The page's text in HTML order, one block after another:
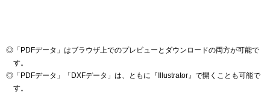
◎ 「PDFデータ」はブラウザ上でのプレビューとダウンロードの両方が可能で
す。
◎ 「PDFデータ」「DXFデータ」は、ともに『Illustrator』で開くことも可能で
す。